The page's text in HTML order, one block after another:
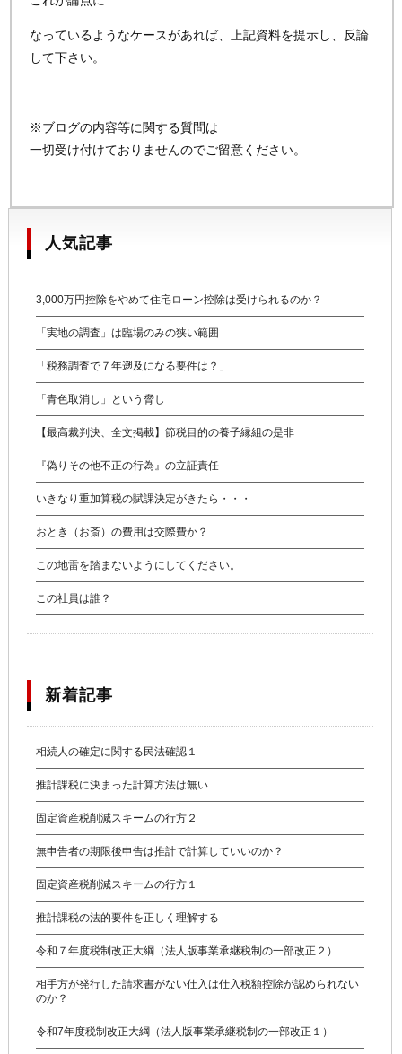
なっているようなケースがあれば、上記資料を提示し、反論
して下さい。
※ブログの内容等に関する質問は
一切受け付けておりませんのでご留意ください。
人気記事
3,000万円控除をやめて住宅ローン控除は受けられるのか？
「実地の調査」は臨場のみの狭い範囲
「税務調査で７年遡及になる要件は？」
「青色取消し」という脅し
【最高裁判決、全文掲載】節税目的の養子縁組の是非
『偽りその他不正の行為』の立証責任
いきなり重加算税の賦課決定がきたら・・・
おとき（お斎）の費用は交際費か？
この地雷を踏まないようにしてください。
この社員は誰？
新着記事
相続人の確定に関する民法確認１
推計課税に決まった計算方法は無い
固定資産税削減スキームの行方２
無申告者の期限後申告は推計で計算していいのか？
固定資産税削減スキームの行方１
推計課税の法的要件を正しく理解する
令和７年度税制改正大綱（法人版事業承継税制の一部改正２）
相手方が発行した請求書がない仕入は仕入税額控除が認められない
のか？
令和7年度税制改正大綱（法人版事業承継税制の一部改正１）